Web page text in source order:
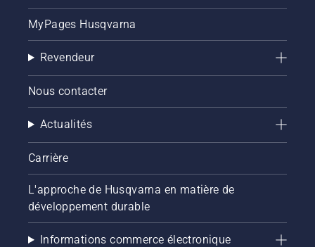
MyPages Husqvarna
Revendeur
Nous contacter
Actualités
Carrière
L'approche de Husqvarna en matière de
développement durable
Informations commerce électronique